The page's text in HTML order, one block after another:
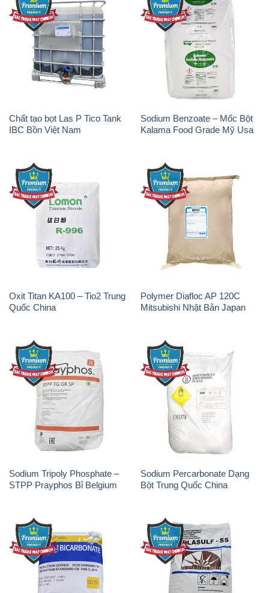
Chất tạo bọt Las P Tico Tank
IBC Bồn Việt Nam
Sodium Benzoate – Mốc Bột
Kalama Food Grade Mỹ Usa
Oxit Titan KA100 – Tio2 Trung
Quốc China
Polymer Diafloc AP 120C
Mitsubishi Nhật Bản Japan
Sodium Tripoly Phosphate –
STPP Prayphos Bỉ Belgium
Sodium Percarbonate Dạng
Bột Trung Quốc China